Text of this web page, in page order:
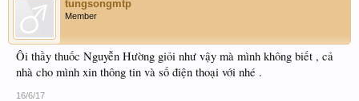
tungsongmtp
Member
Ôi thầy thuốc Nguyễn Hường giỏi như vậy mà mình không biết , cả
nhà cho mình xin thông tin và số điện thoại với nhé .
16/6/17